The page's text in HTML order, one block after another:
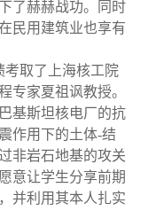
了赫赫战功。同时
民用建筑业也享有
取了上海核工院
专家夏祖讽教授。
基斯坦核电厂的抗
作用下的土体-结
非岩石地基的攻关
意让学生分享前期
并利用其本人扎实